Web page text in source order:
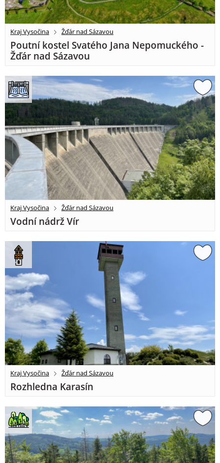
Kraj Vysočina Žďár nad Sázavou
Poutní kostel Svatého Jana Nepomuckého -
Žďár nad Sázavou
Kraj Vysočina Žďár nad Sázavou
Vodní nádrž Vír
Kraj Vysočina Žďár nad Sázavou
Rozhledna Karasín